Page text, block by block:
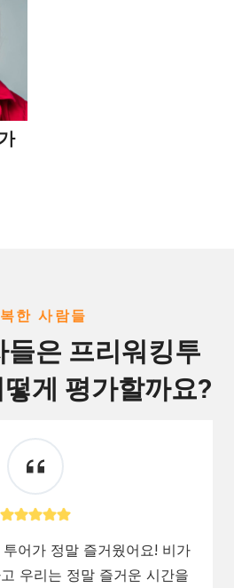
한 사람들
들은 프리워킹투
게 평가할까요?
어가 정말 즐거웠어요! 비가
우리는 정말 즐거운 시간을